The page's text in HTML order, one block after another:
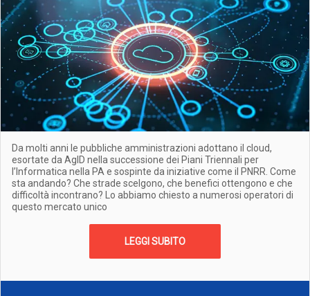
Da molti anni le pubbliche amministrazioni adottano il cloud,
esortate da AgID nella successione dei Piani Triennali per
l’Informatica nella PA e sospinte da iniziative come il PNRR. Come
sta andando? Che strade scelgono, che benefici ottengono e che
difficoltà incontrano? Lo abbiamo chiesto a numerosi operatori di
questo mercato unico
LEGGI SUBITO